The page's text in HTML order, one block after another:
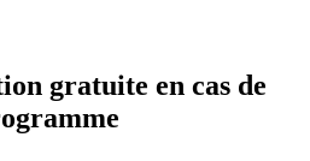
gratuite en cas de